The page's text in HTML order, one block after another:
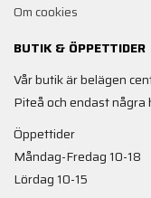
Om cookies
BUTIK & ÖPPETTIDER
Vår butik är belägen
Piteå och endast
Öppettider
Måndag-Fredag 10-18
Lördag 10-15